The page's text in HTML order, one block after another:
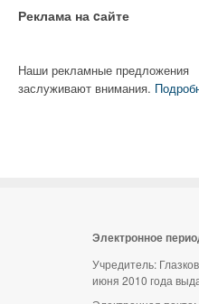
Реклама на cайте
Наши рекламные предложения
заслуживают внимания.
Электронное
Учредитель:
июня 2010 года